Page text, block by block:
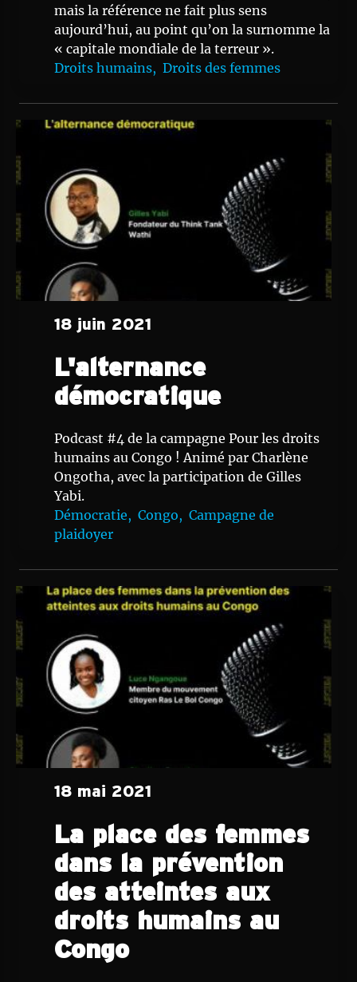
mais la référence ne fait plus sens
aujourd’hui, au point qu’on la surnomme la
« capitale mondiale de la terreur ».
Droits humains, Droits des femmes
18 juin 2021
L'alternance
démocratique
Podcast #4 de la campagne Pour les droits
humains au Congo ! Animé par Charlène
Ongotha, avec la participation de Gilles
Yabi.
Démocratie, Congo, Campagne de
plaidoyer
18 mai 2021
La place des femmes
dans la prévention
des atteintes aux
droits humains au
Congo